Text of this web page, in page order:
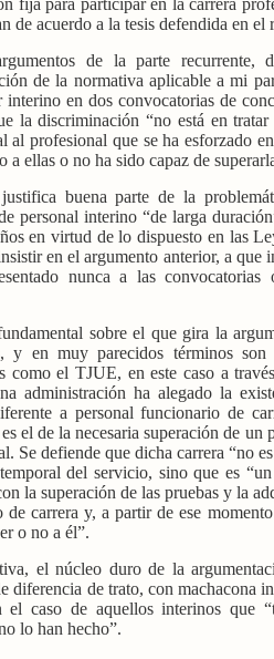
de acuerdo a la tesis defendida en el
de la parte recurrente,
de la normativa aplicable a mi
interino en dos convocatorias de
la discriminación “no está en
al profesional que se ha esforzado
a ellas o no ha sido capaz de
buena parte de la
personal interino “de larga
en virtud de lo dispuesto en las
en el argumento anterior, a que
nunca a las
sobre el que gira la
y en muy parecidos términos
como el TJUE, en este caso a
administración ha alegado la
a personal funcionario de
el de la necesaria superación de un
Se defiende que dicha carrera “no
del servicio, sino que es
la superación de las pruebas y la
de carrera y, a partir de ese
o no a él”.
el núcleo duro de la
diferencia de trato, con machacona
el caso de aquellos interinos que
lo han hecho”.